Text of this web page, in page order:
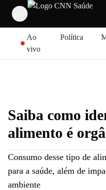
Ao
vivo
Política
Saiba como
alimento é
Consumo desse tipo de
para a saúde, além de
ambiente